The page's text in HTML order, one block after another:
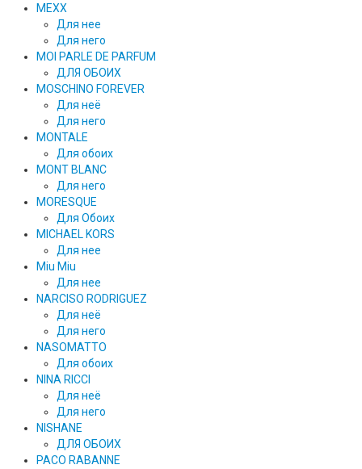
MEXX
Для нее
Для него
MOI PARLE DE PARFUM
ДЛЯ ОБОИХ
MOSCHINO FOREVER
Для неё
Для него
MONTALE
Для обоих
MONT BLANC
Для него
MORESQUE
Для Обоих
MICHAEL KORS
Для нее
Miu Miu
Для нее
NARCISO RODRIGUEZ
Для неё
Для него
NASOMATTO
Для обоих
NINA RICCI
Для неё
Для него
NISHANE
ДЛЯ ОБОИХ
PACO RABANNE